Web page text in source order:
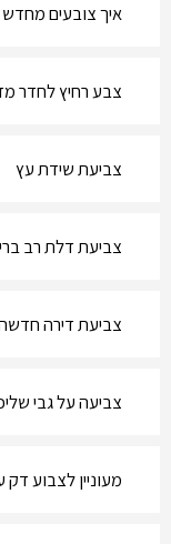
איך צובעים
צבע רחיץ לחדר
צביעת שידת עץ
צביעת דלת רב
צביעת דירה
צביעה על גבי
מעוניין לצבוע